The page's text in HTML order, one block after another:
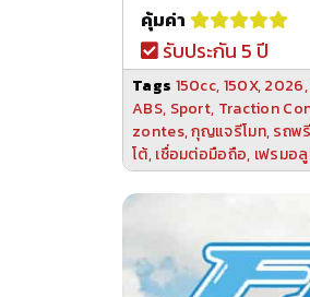
คุ้มค่า
รับประกัน 5 ปี
Tags 150cc,150X,2026
ABS, Sport, Traction
zontes,กุญแจรีโมท,รถพ
โต้,เชื่อมต่อมือถือ, เฟรมอ